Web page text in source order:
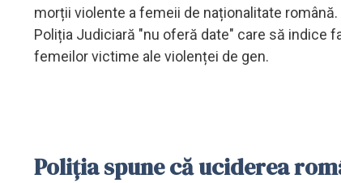
morții violente a femeii de naționalitate
Poliția Judiciară "nu oferă date" care să indice
femeilor victime ale violenței de gen.
Poliția spune că uciderea